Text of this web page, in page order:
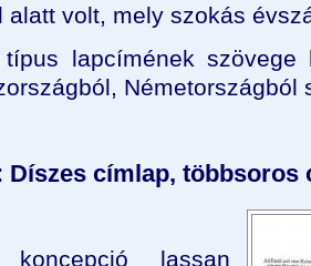
alatt volt, mely szokás
típus lapcímének
Németországból
Díszes címlap, többsoros
lassan